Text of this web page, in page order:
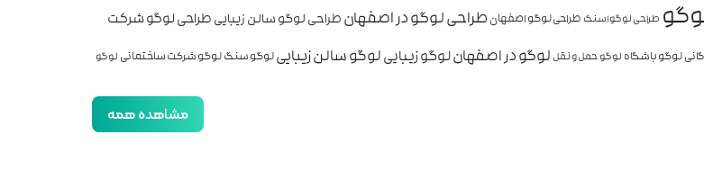
طراحی لوگو اسنک طراحی لوگو اصفهان طراحی لوگو در اصفهانطراحی لوگو سالن زیباییطراحی لوگو شرکت
لوگو باشگاه لوگو حمل و نقل لوگو در اصفهانلوگو زیباییلوگو سالن زیباییلوگو سنگلوگو شرکت ساختمانی لوگو
مشاهده همه